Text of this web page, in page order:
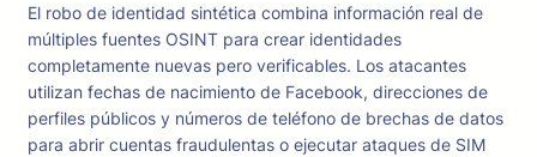
El robo de identidad sintética combina información real de
múltiples fuentes OSINT para crear identidades
completamente nuevas pero verificables. Los atacantes
utilizan fechas de nacimiento de Facebook, direcciones de
perfiles públicos y números de teléfono de brechas de datos
para abrir cuentas fraudulentas o ejecutar ataques de SIM